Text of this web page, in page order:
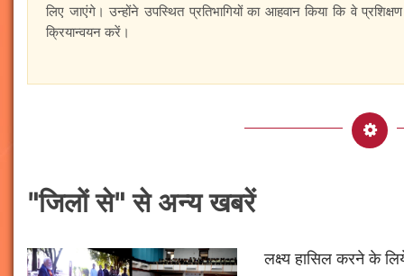
लिए जाएंगे। उन्होंने उपस्थित प्रतिभागियों का आहवान किया कि वे
क्रियान्वयन करें।
"जिलों से" से अन्य खबरें
लक्ष्य हासिल करने के